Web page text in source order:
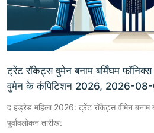
ट्रेंट रॉकेट्स वुमेन बनाम बर्मिंघम
वुमेन के कंपिटिशन 2026, 2026-
द हंड्रेड महिला 2026: ट्रेंट रॉकेट्स वीमेन बनाम
पूर्वावलोकन तारीख: